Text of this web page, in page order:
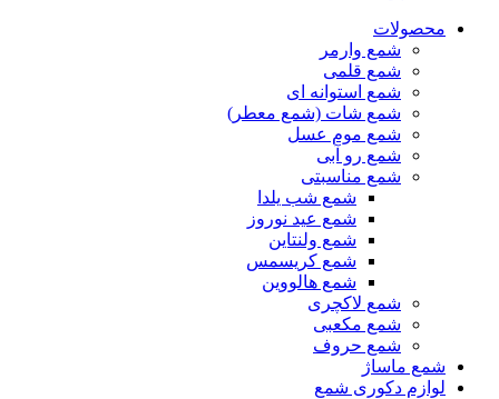
محصولات
شمع وارمر
شمع قلمی
شمع استوانه ای
شمع شات (شمع معطر)
شمع موم عسل
شمع رو آبی
شمع مناسبتی
شمع شب یلدا
شمع عید نوروز
شمع ولنتاین
شمع کریسمس
شمع هالووین
شمع لاکچری
شمع مکعبی
شمع حروف
شمع ماساژ
لوازم دکوری شمع